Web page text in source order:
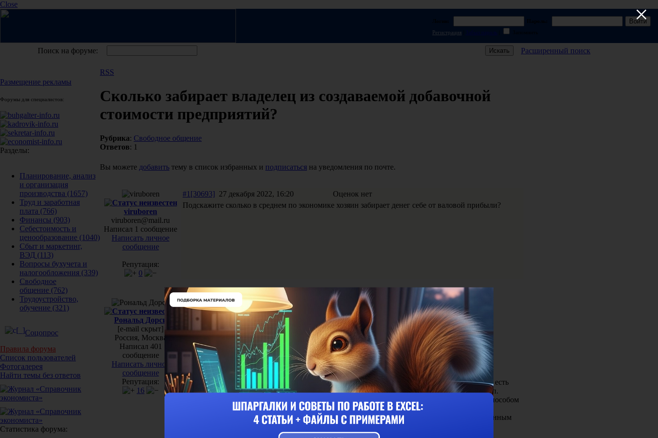
Close
Регистрация
Забыл пароль
Поиск на форуме: Расширенный поиск
Размещение рекламы
Форумы для специалистов:
Разделы:
Планирование, анализ
и организация
производства (1657)
Труд и заработная
плата (766)
Финансы (903)
Себестоимость и
ценообразование (1040)
Сбыт и маркетинг,
ВЭД (113)
Вопросы бухучета и
налогообложения (339)
Свободное
общение (762)
Трудоустройство,
обучение (321)
Соцопрос
Правила форума
Список пользователей
Фотогалерея
Найти темы без ответов
Статистика форума:
RSS
Сколько забирает владелец из создаваемой добавочной
стоимости предприятий?
Рубрика: Свободное общение
Ответов: 1
Вы можете добавить тему в список избранных и подписаться на уведомления по почте.
viruboren
viruboren@mail.ru
Написал 1 сообщение
Написать личное
сообщение
Репутация:
0
#1[30693] 27 декабря 2022, 16:20
Оценок нет
Подскажите сколько в среднем по экономике хозяин забирает денег себе от валовой прибыли?
Рональд Дорси
[e-mail скрыт]
Россия, Москва
Написал 401
сообщение
Написать личное
сообщение
Репутация:
16
#2[30767]4 мая 2024, 12:15
viruboren писал(а):
Подскажите сколько в среднем по экономике хозяин забирает денег себе от валовой
Здравствуйте, viruboren!
То как Вы ставите вопрос ответить невозможно.
Во-первых, что Вы имеете ввиду под "хозяином"? Есть индивидуальные предприниматели, есть
семейные предприятия (там участвуют несколько человек), хозяйственные кооперативы и т.п.
"Валовая прибыль" определяется несколькими факторами: отраслевой принадлежностью, способом
производства (кустарный, промышленный), системой налогообложения и т.п.
"Забирает" также определяется стратегией, выбранной предприятием, финансово-хозяйственным
состоянием предприятия (иногда и отдает, чтобы покрыть убытки).
В сложившихся условиях Российской Федерации для сохранения разных тайн предприятия
×